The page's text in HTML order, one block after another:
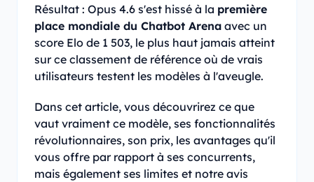
Résultat : Opus 4.6 s'est hissé à la première
place mondiale du Chatbot Arena avec un
score Elo de 1 503, le plus haut jamais atteint
sur ce classement de référence où de vrais
utilisateurs testent les modèles à l'aveugle.
Dans cet article, vous découvrirez ce que
vaut vraiment ce modèle, ses fonctionnalités
révolutionnaires, son prix, les avantages qu'il
vous offre par rapport à ses concurrents,
mais également ses limites et notre avis